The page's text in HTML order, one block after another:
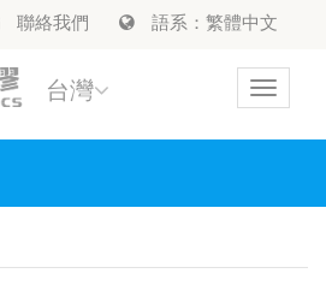
聯絡我們 語系：繁體中文
Toggle
台灣